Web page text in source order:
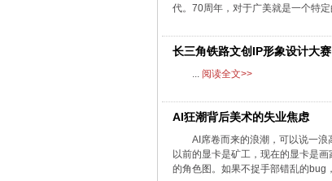
代。70周年，对于广美就是一个特
长三角铁路文创IP形象设计大赛
... 阅读全文>>
AI狂潮背后美术的失业焦虑
AI席卷而来的浪潮，可以说一浪
以前的显卡是矿工，现在的显卡是
的角色图。如果不捉手部错乱的bug